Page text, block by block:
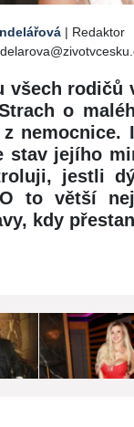
| Redaktor
všech rodičů
o
stav jejího
jestli
O to větší
kdy